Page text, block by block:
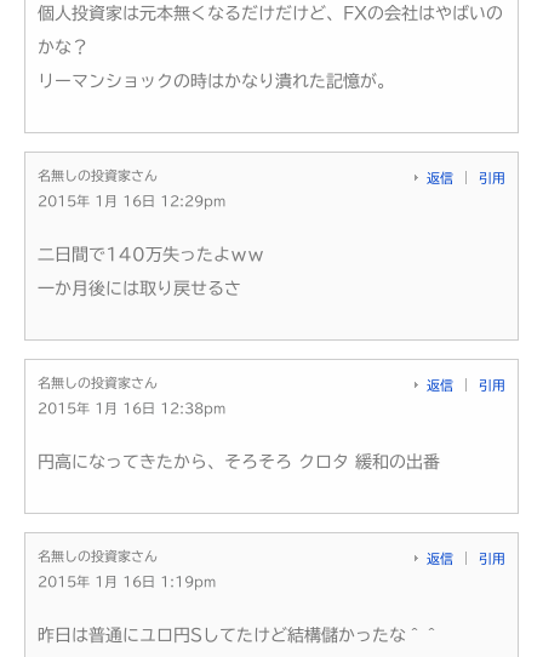
個人投資家は元本無くなるだけだけど、FXの会社はやばいの
かな？
リーマンショックの時はかなり潰れた記憶が。
名無しの投資家さん
2015年 1月 16日 12:29pm
返信 引用
二日間で140万失ったよｗｗ
一か月後には取り戻せるさ
名無しの投資家さん
2015年 1月 16日 12:38pm
返信 引用
円高になってきたから、そろそろ クロタ 緩和の出番
名無しの投資家さん
2015年 1月 16日 1:19pm
返信 引用
昨日は普通にユロ円Sしてたけど結構儲かったな＾＾